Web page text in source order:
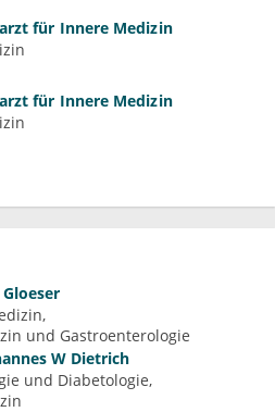
für Innere Medizin
für Innere Medizin
und Gastroenterologie
W Dietrich
und Diabetologie